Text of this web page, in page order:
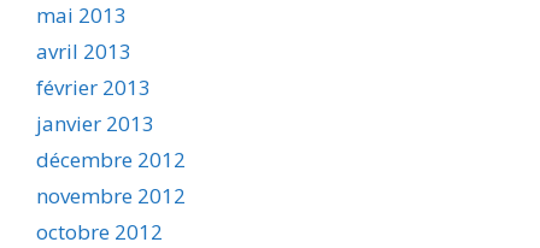
mai 2013
avril 2013
février 2013
janvier 2013
décembre 2012
novembre 2012
octobre 2012